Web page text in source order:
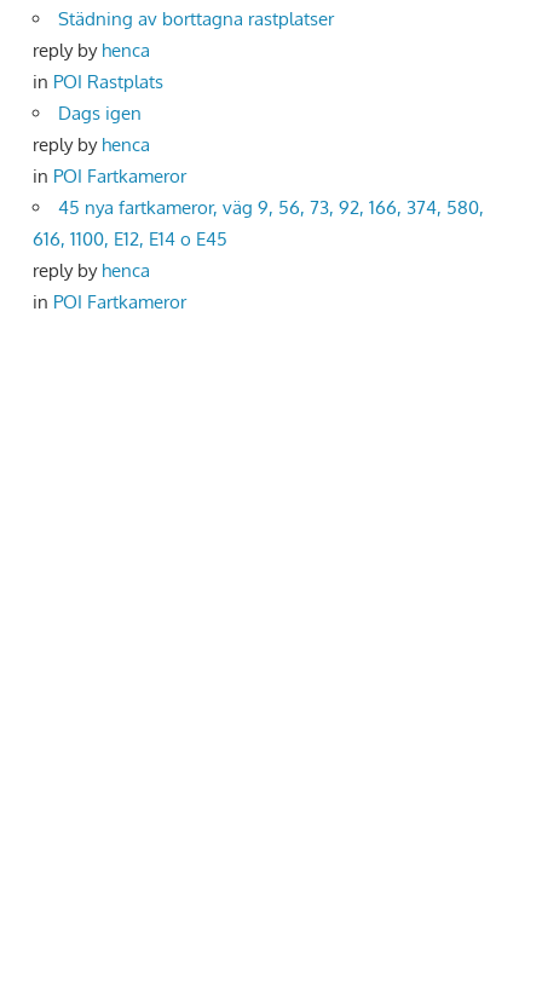
Städning av borttagna rastplatser
reply by henca
in POI Rastplats
Dags igen
reply by henca
in POI Fartkameror
45 nya fartkameror, väg 9, 56, 73, 92, 166, 374, 580,
616, 1100, E12, E14 o E45
reply by henca
in POI Fartkameror